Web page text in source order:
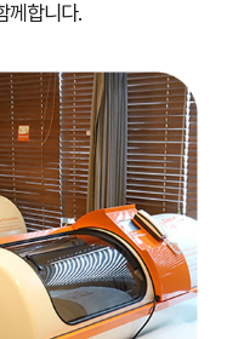
께합니다.